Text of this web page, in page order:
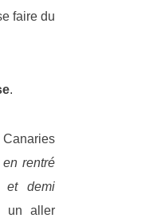
faire du
.
Canaries
rentré
et demi
un aller